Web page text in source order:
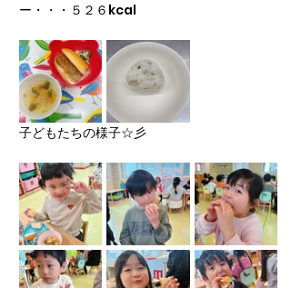
ー・・・５２６kcal
子どもたちの様子☆彡